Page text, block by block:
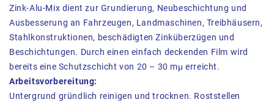
Zink-Alu-Mix dient zur Grundierung, Neubeschichtung und
Ausbesserung an Fahrzeugen, Landmaschinen, Treibhäusern,
Stahlkonstruktionen, beschädigten Zinküberzügen und
Beschichtungen. Durch einen einfach deckenden Film wird
bereits eine Schutzschicht von 20 – 30 mμ erreicht.
Arbeitsvorbereitung:
Untergrund gründlich reinigen und trocknen. Roststellen